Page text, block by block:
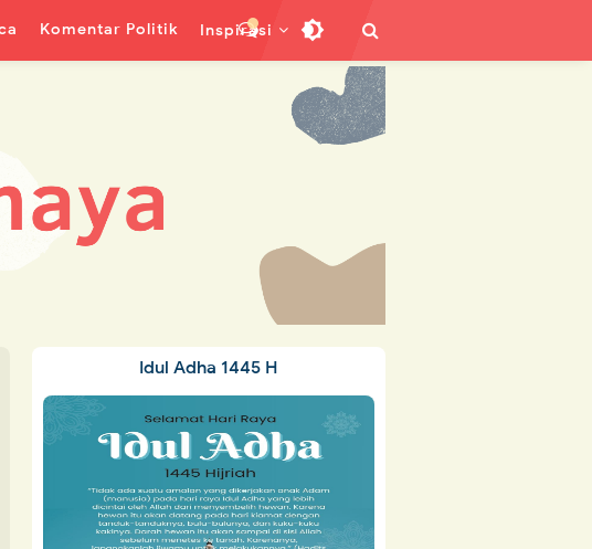
Komentar Politik Inspirasi
Idul Adha 1445 H